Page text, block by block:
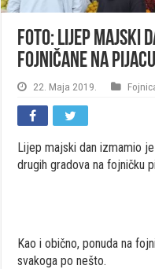
FOTO: Lijep majski
Fojničane na pijacu
22. Maja 2019.
Lijep majski dan izmamio
drugih gradova na fojničku
Kao i obično, ponuda na
svakoga po nešto.